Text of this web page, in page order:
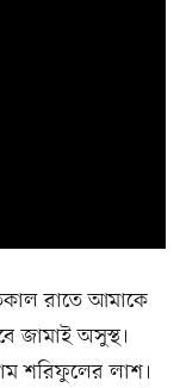
রাতে আমাকে
জামাই অসুস্থ।
শরিফুলের লাশ।